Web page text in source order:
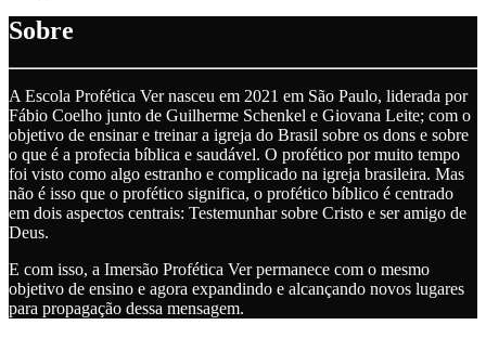
Sobre
A Escola Profética Ver nasceu em 2021 em São Paulo, liderada por
Fábio Coelho junto de Guilherme Schenkel e Giovana Leite; com o
objetivo de ensinar e treinar a igreja do Brasil sobre os dons e sobre
o que é a profecia bíblica e saudável. O profético por muito tempo
foi visto como algo estranho e complicado na igreja brasileira. Mas
não é isso que o profético significa, o profético bíblico é centrado
em dois aspectos centrais: Testemunhar sobre Cristo e ser amigo de
Deus.
E com isso, a Imersão Profética Ver permanece com o mesmo
objetivo de ensino e agora expandindo e alcançando novos lugares
para propagação dessa mensagem.